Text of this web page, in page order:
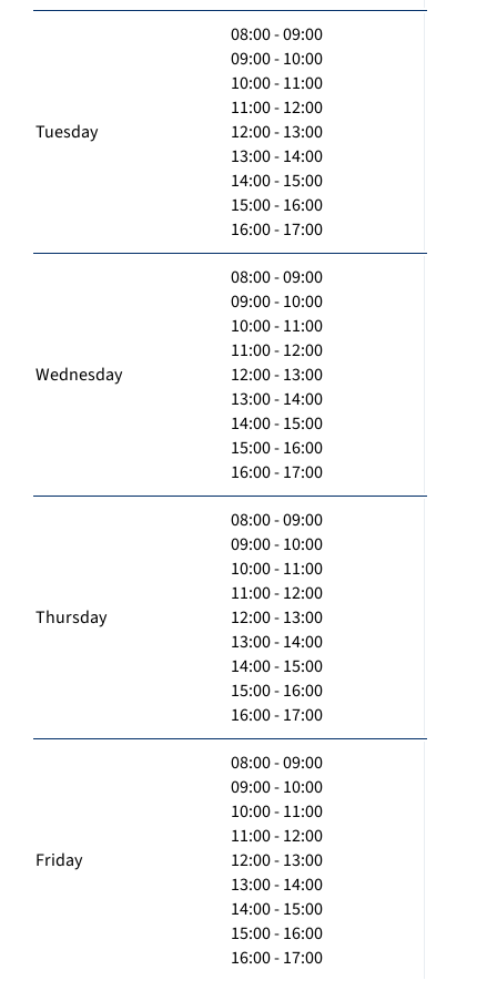
Tuesday
08:00 - 09:00
09:00 - 10:00
10:00 - 11:00
11:00 - 12:00
12:00 - 13:00
13:00 - 14:00
14:00 - 15:00
15:00 - 16:00
16:00 - 17:00
Wednesday
08:00 - 09:00
09:00 - 10:00
10:00 - 11:00
11:00 - 12:00
12:00 - 13:00
13:00 - 14:00
14:00 - 15:00
15:00 - 16:00
16:00 - 17:00
Thursday
08:00 - 09:00
09:00 - 10:00
10:00 - 11:00
11:00 - 12:00
12:00 - 13:00
13:00 - 14:00
14:00 - 15:00
15:00 - 16:00
16:00 - 17:00
Friday
08:00 - 09:00
09:00 - 10:00
10:00 - 11:00
11:00 - 12:00
12:00 - 13:00
13:00 - 14:00
14:00 - 15:00
15:00 - 16:00
16:00 - 17:00